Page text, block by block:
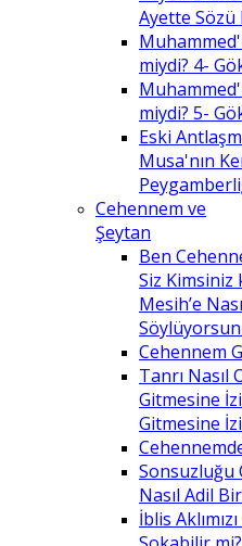
Ayette Sözü
miydi? 4-
miydi? 5-
Eski
Musa'nın
Cehennem ve
Şeytan
Ben
Siz Kimsiniz
Mesih’e
Cehennem
Tanrı Nasıl
Gitmesine
Gitmesine
Sonsuzluğu
Nasıl Adil
İblis